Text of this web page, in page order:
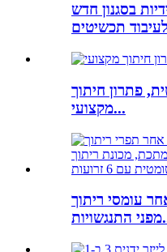
3 ב-1 עם ידיות בסגנון חדש
פתרון חיתוך
מקצועי...
עומסי ריתוך